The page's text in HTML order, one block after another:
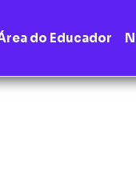
do Educador